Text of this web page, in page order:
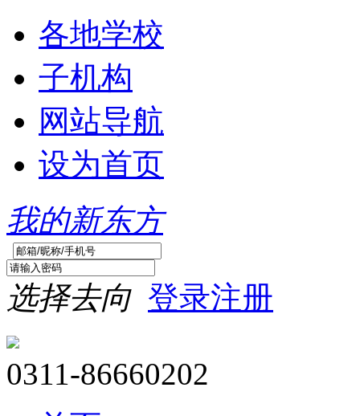
各地学校
子机构
网站导航
设为首页
我的新东方
选择去向 登录注册
0311-86660202